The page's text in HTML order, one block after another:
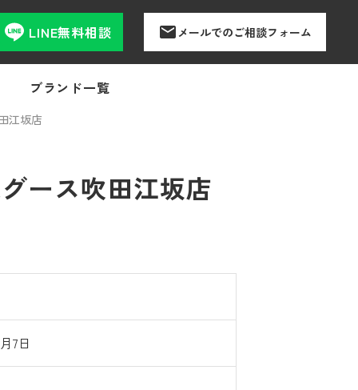
LINE無料相談 メールでのご相談フォーム
ブランド一覧
江坂店
ース吹田江坂店
7日